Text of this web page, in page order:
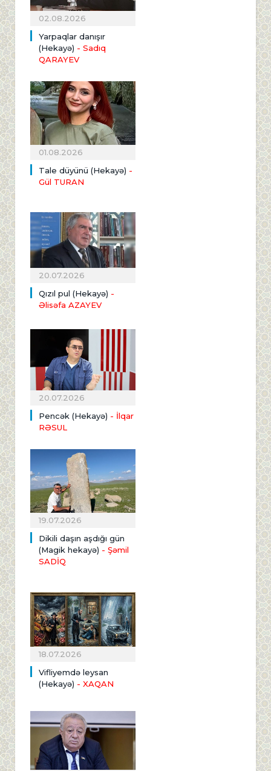
02.08.2026
Yarpaqlar danışır
(Hekayə) - Sadıq
QARAYEV
01.08.2026
Tale düyünü (Hekayə) -
Gül TURAN
20.07.2026
Qızıl pul (Hekayə) -
Əlisəfa AZAYEV
20.07.2026
Pencək (Hekayə) - İlqar
RƏSUL
19.07.2026
Dikili daşın aşdığı gün
(Magik hekayə) - Şəmil
SADİQ
18.07.2026
Vifliyemdə leysan
(Hekayə) - XAQAN